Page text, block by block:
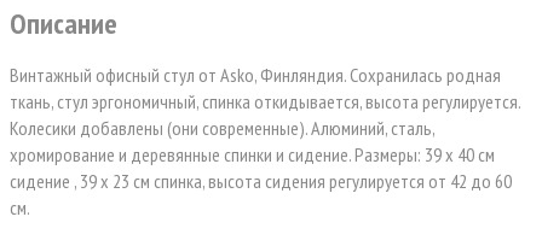
Описание
Винтажный офисный стул от Asko, Финляндия. Сохранилась родная
ткань, стул эргономичный, спинка откидывается, высота регулируется.
Колесики добавлены (они современные). Алюминий, сталь,
хромирование и деревянные спинки и сидение. Размеры: 39 х 40 см
сидение , 39 х 23 см спинка, высота сидения регулируется от 42 до 60
см.